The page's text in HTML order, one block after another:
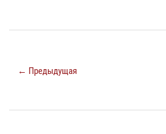
← Предыдущая